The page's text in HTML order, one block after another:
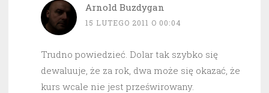
Arnold Buzdygan
15 LUTEGO 2011 O 00:04
Trudno powiedzieć. Dolar tak szybko się
dewaluuje, że za rok, dwa może się okazać, że
kurs wcale nie jest prześwirowany.